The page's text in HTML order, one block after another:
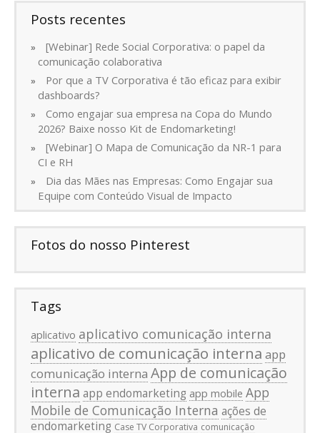
Posts recentes
[Webinar] Rede Social Corporativa: o papel da
comunicação colaborativa
Por que a TV Corporativa é tão eficaz para exibir
dashboards?
Como engajar sua empresa na Copa do Mundo
2026? Baixe nosso Kit de Endomarketing!
[Webinar] O Mapa de Comunicação da NR-1 para
CI e RH
Dia das Mães nas Empresas: Como Engajar sua
Equipe com Conteúdo Visual de Impacto
Fotos do nosso Pinterest
Tags
aplicativo aplicativo comunicação interna
aplicativo de comunicação interna app
comunicação interna App de comunicação
interna app endomarketing app mobile App
Mobile de Comunicação Interna ações de
endomarketing Case TV Corporativa comunicação